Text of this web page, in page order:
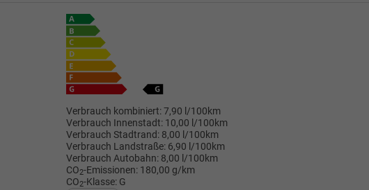
Verbrauch kombiniert:7,90 l/100km
Verbrauch Innenstadt: 10,00 l/100km
Verbrauch Stadtrand: 8,00 l/100km
Verbrauch Landstraße: 6,90 l/100km
Verbrauch Autobahn: 8,00 l/100km
CO2-Emissionen: 180,00 g/km
CO2-Klasse: G